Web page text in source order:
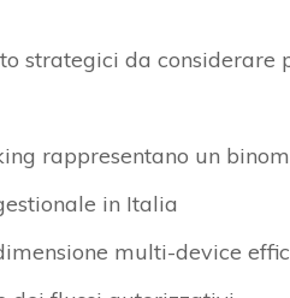
strategici da considerare
rappresentano un
in Italia
multi-device